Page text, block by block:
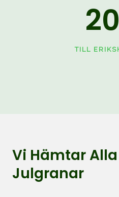
20
TILL
Vi Hämtar
Julgranar